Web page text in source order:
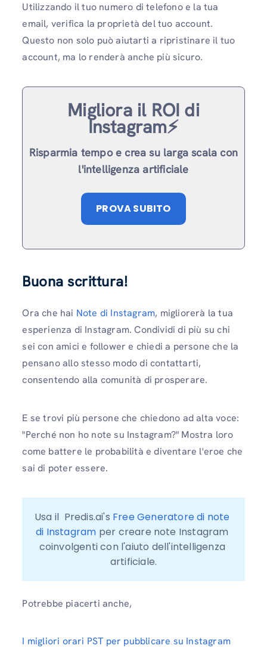
Utilizzando il tuo numero di telefono e la tua
email, verifica la proprietà del tuo account.
Questo non solo può aiutarti a ripristinare il tuo
account, ma lo renderà anche più sicuro.
Migliora il ROI di
Instagram⚡️
Risparmia tempo e crea su larga scala con
l'intelligenza artificiale
PROVA SUBITO
Buona scrittura!
Ora che hai Note di Instagram, migliorerà la tua
esperienza di Instagram. Condividi di più su chi
sei con amici e follower e chiedi a persone che la
pensano allo stesso modo di contattarti,
consentendo alla comunità di prosperare.
E se trovi più persone che chiedono ad alta voce:
"Perché non ho note su Instagram?" Mostra loro
come battere le probabilità e diventare l'eroe che
sai di poter essere.
Usa il  Predis.ai's Free Generatore di note
di Instagram per creare note Instagram
coinvolgenti con l'aiuto dell'intelligenza
artificiale.
Potrebbe piacerti anche,
I migliori orari PST per pubblicare su Instagram